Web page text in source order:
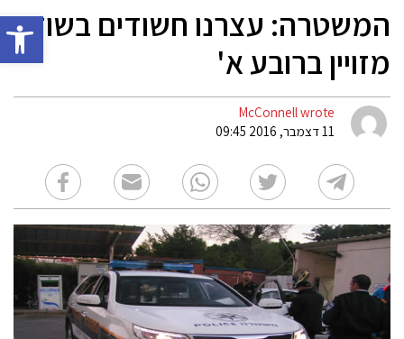
פתחהמשטרה: עצרנו חשודים בשוד
מזויין ברובע א'
McConnell wrote
11 דצמבר, 2016 09:45